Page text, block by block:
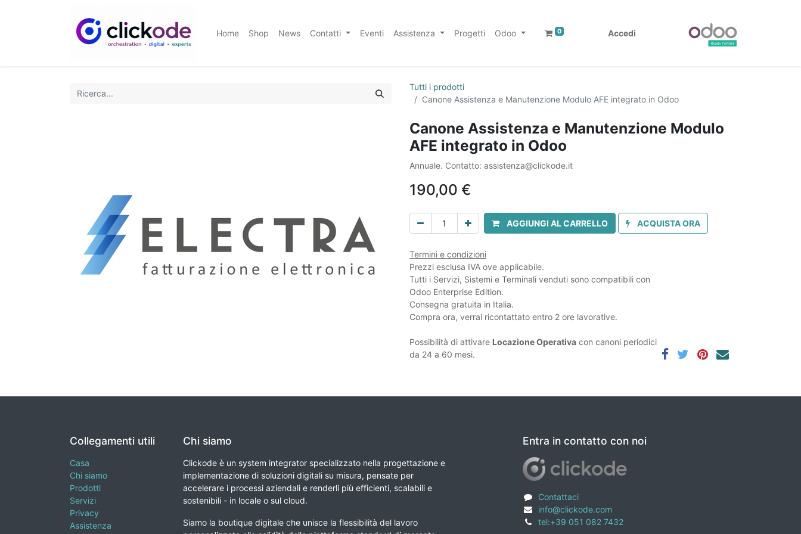
Home Shop News Contatti Eventi Assistenza Progetti Odoo 0 Accedi
Tutti i prodotti
Canone Assistenza e Manutenzione Modulo AFE integrato in Odoo
Canone Assistenza e Manutenzione Modulo
AFE integrato in Odoo
Annuale. Contatto: assistenza@clickode.it
190,00 €
AGGIUNGI AL CARRELLO ACQUISTA ORA
Termini e condizioni
Prezzi esclusa IVA ove applicabile.
Tutti i Servizi, Sistemi e Terminali venduti sono compatibili con
Odoo Enterprise Edition.
Consegna gratuita in Italia.
Compra ora, verrai ricontattato entro 2 ore lavorative.
Possibilità di attivare Locazione Operativa con canoni periodici
da 24 a 60 mesi.
Collegamenti utili
Casa
Chi siamo
Prodotti
Servizi
Privacy
Assistenza
Chi siamo
Clickode è un system integrator specializzato nella progettazione e
implementazione di soluzioni digitali su misura, pensate per
accelerare i processi aziendali e renderli più efficienti, scalabili e
sostenibili - in locale o sul cloud.
Siamo la boutique digitale che unisce la flessibilità del lavoro
Entra in contatto con noi
Contattaci
info@clickode.com
tel:+39 051 082 7432